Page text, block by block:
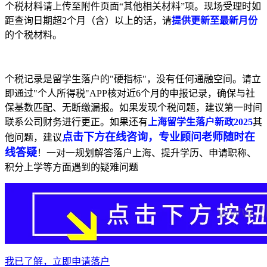
个税材料请上传至附件页面“其他相关材料”项。现场受理时如
距查询日期超2个月（含）以上的话，请提供更新至最新月份
的个税材料。
个税记录是留学生落户的"硬指标"，没有任何通融空间。请立
即通过"个人所得税"APP核对近6个月的申报记录，确保与社
保基数匹配、无断缴漏报。如果发现个税问题，建议第一时间
联系公司财务进行更正。如果还有 上海留学生落户新政2025其
他问题，建议点击下方在线咨询，专业顾问老师随时在
线答疑！一对一规划解答落户上海、提升学历、申请职称、
积分上学等方面遇到的疑难问题
我已了解，立即申请落户